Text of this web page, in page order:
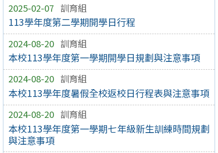
2025-02-07 訓育組
113學年度第二學期開學日行程
2024-08-20 訓育組
本校113學年度第一學期開學日規劃與注意事項
2024-08-20 訓育組
本校113學年度暑假全校返校日行程表與注意事項
2024-08-20 訓育組
本校113學年度第一學期七年級新生訓練時間規劃
與注意事項